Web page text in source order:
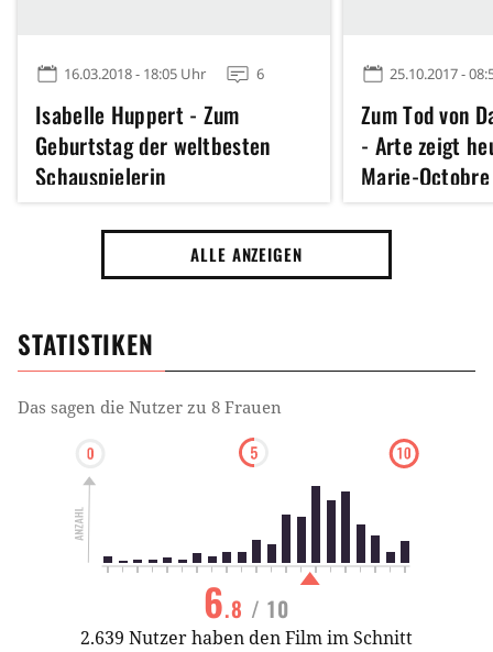
16.03.2018 - 18:05 Uhr 6
Isabelle Huppert - Zum
Geburtstag der weltbesten
Schauspielerin
25.10.2017 -
Zum Tod von
- Arte zeigt
Marie-Octobre
ALLE ANZEIGEN
STATISTIKEN
Das sagen die Nutzer zu 8 Frauen
6.8 / 10
2.639 Nutzer haben den Film im Schnitt